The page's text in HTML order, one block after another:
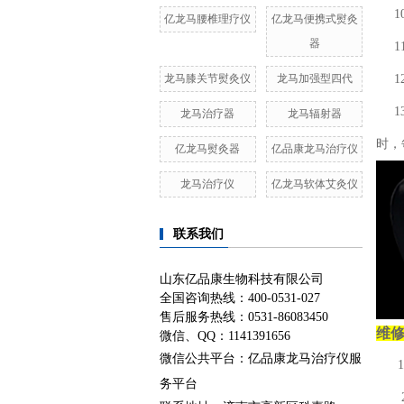
亿龙马腰椎理疗仪
亿龙马便携式熨灸
器
龙马膝关节熨灸仪 龙马加强型四代
龙马治疗器 龙马辐射器
亿龙马熨灸器 亿品康龙马治疗仪
龙马治疗仪 亿龙马软体艾灸仪
联系我们
山东亿品康生物科技有限公司
全国咨询热线：400-0531-027
售后服务热线：0531-86083450
微信、QQ：1141391656
微信公共平台：亿品康龙马治疗仪服
务平台
10
11
12
13
时
维
2